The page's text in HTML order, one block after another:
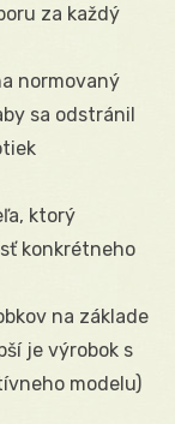
za každý
normovaný
sa odstránil
ktorý
konkrétneho
na základe
je výrobok s
modelu)